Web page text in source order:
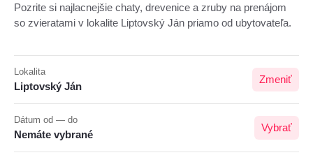
Pozrite si najlacnejšie chaty, drevenice a zruby na prenájom
so zvieratami v lokalite Liptovský Ján priamo od ubytovateľa.
Lokalita
Liptovský Ján
Zmeniť
Dátum od — do
Nemáte vybrané
Vybrať